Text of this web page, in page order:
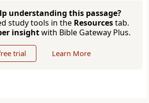
understanding this passage?
study tools in the Resourcestab.
insightwith Bible Gateway Plus.
trial Learn More